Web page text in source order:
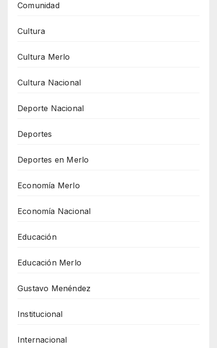
Comunidad
Cultura
Cultura Merlo
Cultura Nacional
Deporte Nacional
Deportes
Deportes en Merlo
Economía Merlo
Economía Nacional
Educación
Educación Merlo
Gustavo Menéndez
Institucional
Internacional